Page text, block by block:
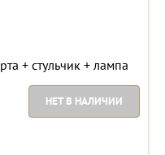
+ стульчик + лампа
НЕТ В НАЛИЧИИ